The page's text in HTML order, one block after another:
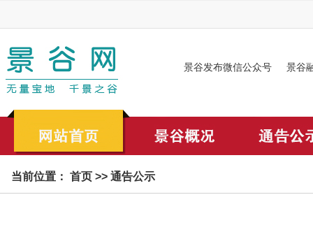
景谷发布微信公众号 景谷
当前位置： 首页 >> 通告公示